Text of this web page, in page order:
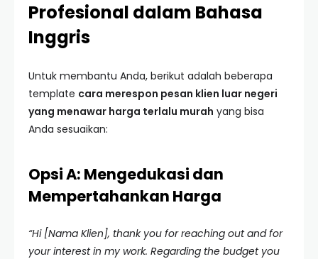
Profesional dalam Bahasa
Inggris
Untuk membantu Anda, berikut adalah beberapa
template cara merespon pesan klien luar negeri
yang menawar harga terlalu murah yang bisa
Anda sesuaikan:
Opsi A: Mengedukasi dan
Mempertahankan Harga
“Hi [Nama Klien], thank you for reaching out and for
your interest in my work. Regarding the budget you